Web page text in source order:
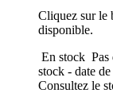
Cliquez sur le
disponible.
En stock
stock - date
Consultez le